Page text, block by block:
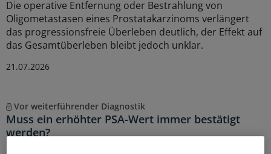
Die operative Entfernung oder Bestrahlung von
Oligometastasen eines Prostatakarzinoms verlängert
das progressionsfreie Überleben deutlich, der Effekt auf
das Gesamtüberleben bleibt jedoch unklar.
21.07.2026
Vor weiterführender Diagnostik
Muss ein erhöhter PSA-Wert immer bestätigt
werden?